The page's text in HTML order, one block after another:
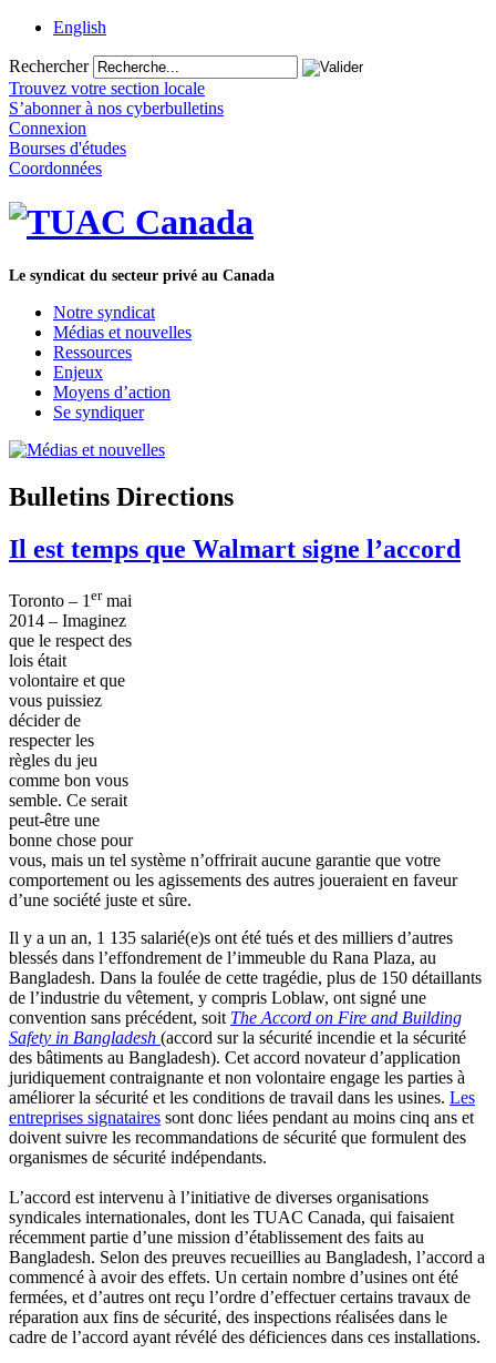
English
Rechercher
Trouvez votre section locale
S’abonner à nos cyberbulletins
Connexion
Bourses d'études
Coordonnées
Le syndicat du secteur privé au Canada
Notre syndicat
Médias et nouvelles
Ressources
Enjeux
Moyens d’action
Se syndiquer
Bulletins Directions
Il est temps que Walmart signe l’accord
Toronto – 1 ermai
2014 – Imaginez
que le respect des
lois était
volontaire et que
vous puissiez
décider de
respecter les
règles du jeu
comme bon vous
semble. Ce serait
peut-être une
bonne chose pour
vous, mais un tel système n’offrirait aucune garantie que votre
comportement ou les agissements des autres joueraient en faveur
d’une société juste et sûre.
Il y a un an, 1 135 salarié(e)s ont été tués et des milliers d’autres
blessés dans l’effondrement de l’immeuble du Rana Plaza, au
Bangladesh. Dans la foulée de cette tragédie, plus de 150 détaillants
de l’industrie du vêtement, y compris Loblaw, ont signé une
convention sans précédent, soit The Accord on Fire and Building
Safety in Bangladesh (accord sur la sécurité incendie et la sécurité
des bâtiments au Bangladesh). Cet accord novateur d’application
juridiquement contraignante et non volontaire engage les parties à
améliorer la sécurité et les conditions de travail dans les usines. Les
entreprises signataires sont donc liées pendant au moins cinq ans et
doivent suivre les recommandations de sécurité que formulent des
organismes de sécurité indépendants.
L’accord est intervenu à l’initiative de diverses organisations
syndicales internationales, dont les TUAC Canada, qui faisaient
récemment partie d’une mission d’établissement des faits au
Bangladesh. Selon des preuves recueillies au Bangladesh, l’accord a
commencé à avoir des effets. Un certain nombre d’usines ont été
fermées, et d’autres ont reçu l’ordre d’effectuer certains travaux de
réparation aux fins de sécurité, des inspections réalisées dans le
cadre de l’accord ayant révélé des déficiences dans ces installations.